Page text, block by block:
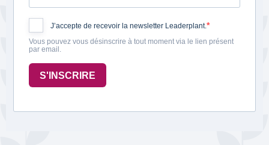
J’accepte de recevoir la newsletter Leaderplant.
Vous pouvez vous désinscrire à tout moment via le lien présent
par email.
S'INSCRIRE